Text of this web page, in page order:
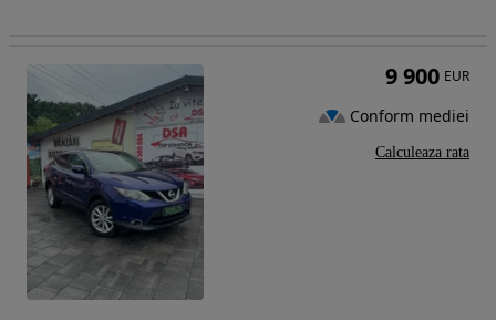
9 900 EUR
Conform mediei
Calculeaza rata